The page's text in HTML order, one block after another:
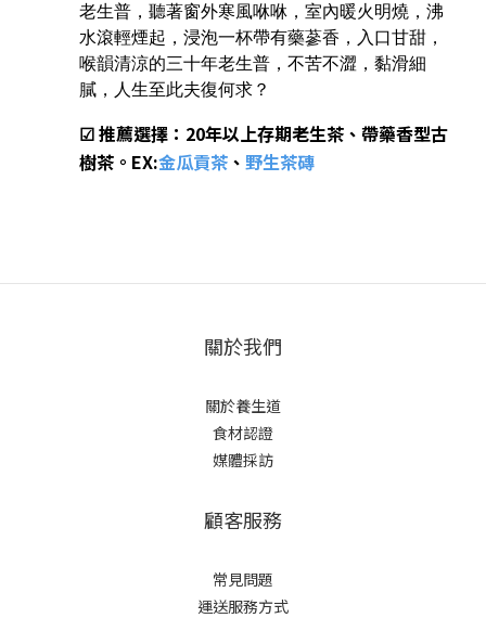
老生普，聽著窗外寒風咻咻，室內暖火明燒，沸
水滾輕煙起，浸泡一杯帶有藥蔘香，入口甘甜，
喉韻清涼的三十年老生普，不苦不澀，黏滑細
膩，人生至此夫復何求？
☑ 推薦選擇：20年以上存期老生茶、帶藥香型古
樹茶。EX:金瓜貢茶 、 野生茶磚
關於我們
關於養生道
食材認證
媒體採訪
顧客服務
常見問題
運送服務方式